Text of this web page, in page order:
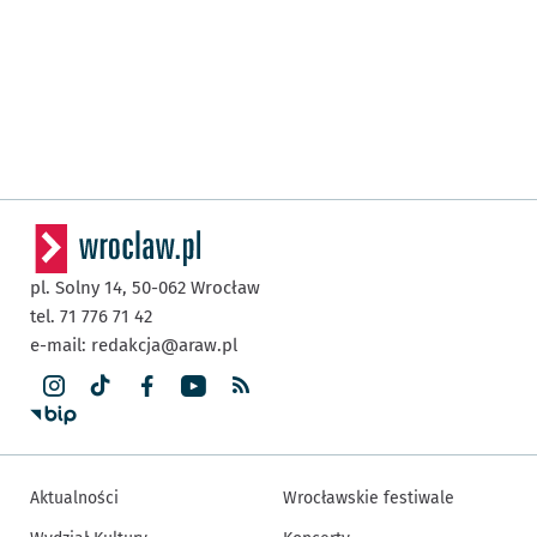
pl. Solny 14, 50-062 Wrocław
tel. 71 776 71 42
e-mail: redakcja@araw.pl
Aktualności
Wrocławskie festiwale